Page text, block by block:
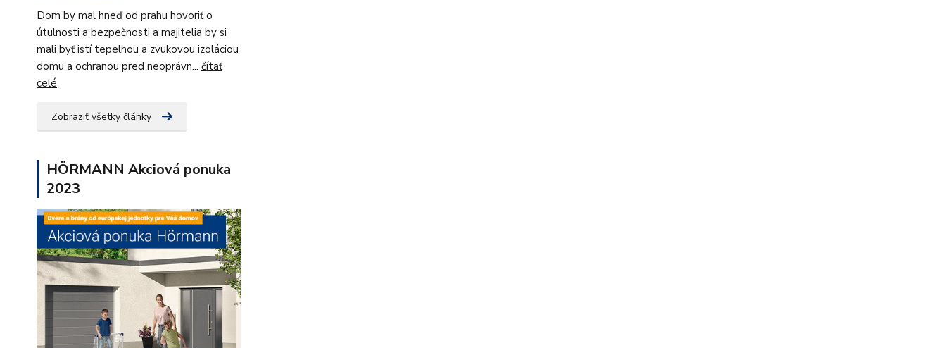
Dom by mal hneď od prahu hovoriť o
útulnosti a bezpečnosti a majitelia by si
mali byť istí tepelnou a zvukovou izoláciou
domu a ochranou pred neoprávn... čítať
celé
Zobraziť všetky články
HÖRMANN Akciová ponuka
2023